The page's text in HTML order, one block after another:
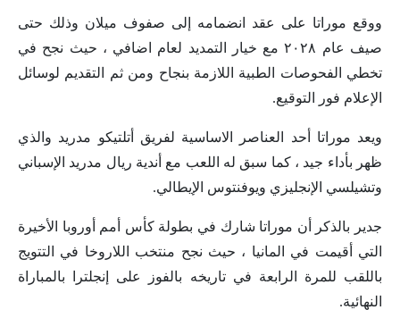
ووقع موراتا على عقد انضمامه إلى صفوف ميلان وذلك حتى
صيف عام ٢٠٢٨ مع خيار التمديد لعام اضافي ، حيث نجح في
تخطي الفحوصات الطبية اللازمة بنجاح ومن ثم التقديم لوسائل
الإعلام فور التوقيع.
ويعد موراتا أحد العناصر الاساسية لفريق أتلتيكو مدريد والذي
ظهر بأداء جيد ، كما سبق له اللعب مع أندية ريال مدريد الإسباني
وتشيلسي الإنجليزي ويوفنتوس الإيطالي.
جدير بالذكر أن موراتا شارك في بطولة كأس أمم أوروبا الأخيرة
التي أقيمت في المانيا ، حيث نجح منتخب اللاروخا في التتويج
باللقب للمرة الرابعة في تاريخه بالفوز على إنجلترا بالمباراة
النهائية.